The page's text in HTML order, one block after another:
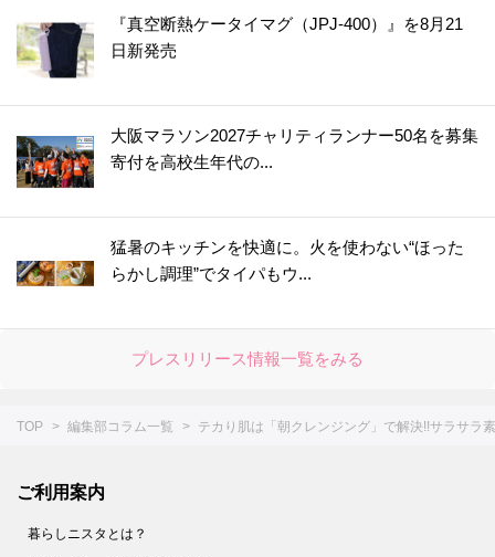
『真空断熱ケータイマグ（JPJ-400）』を8月21
日新発売
大阪マラソン2027チャリティランナー50名を募集
寄付を高校生年代の...
猛暑のキッチンを快適に。火を使わない“ほった
らかし調理”でタイパもウ...
プレスリリース情報一覧をみる
TOP 編集部コラム一覧 テカり肌は「朝クレンジング」で解決!!サラサラ
ご利用案内
暮らしニスタとは？